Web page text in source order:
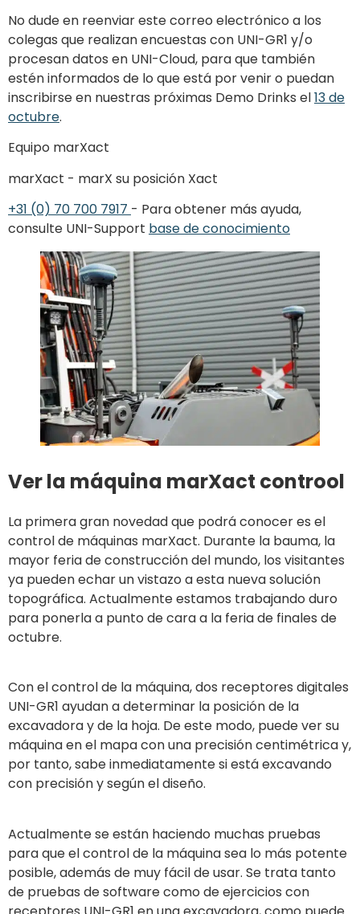
No dude en reenviar este correo electrónico a los
colegas que realizan encuestas con UNI-GR1 y/o
procesan datos en UNI-Cloud, para que también
estén informados de lo que está por venir o puedan
inscribirse en nuestras próximas Demo Drinks el13 de
octubre.
Equipo marXact
marXact - marX su posición Xact
+31 (0) 70 700 7917 - Para obtener más ayuda,
consulte UNI-Support base de conocimiento
Ver la máquina marXact controol
La primera gran novedad que podrá conocer es el
control de máquinas marXact. Durante la bauma, la
mayor feria de construcción del mundo, los visitantes
ya pueden echar un vistazo a esta nueva solución
topográfica. Actualmente estamos trabajando duro
para ponerla a punto de cara a la feria de finales de
octubre.
Con el control de la máquina, dos receptores digitales
UNI-GR1 ayudan a determinar la posición de la
excavadora y de la hoja. De este modo, puede ver su
máquina en el mapa con una precisión centimétrica y,
por tanto, sabe inmediatamente si está excavando
con precisión y según el diseño.
Actualmente se están haciendo muchas pruebas
para que el control de la máquina sea lo más potente
posible, además de muy fácil de usar. Se trata tanto
de pruebas de software como de ejercicios con